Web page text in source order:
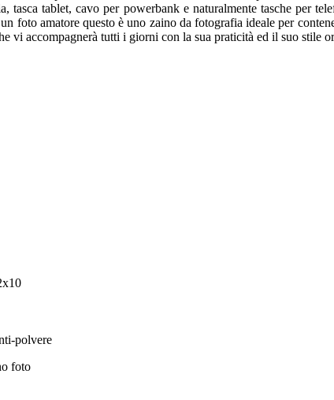
tasca tablet, cavo per powerbank e naturalmente tasche per
foto amatore questo è uno zaino da fotografia ideale per
vi accompagnerà tutti i giorni con la sua praticità ed il suo stile
polvere
foto